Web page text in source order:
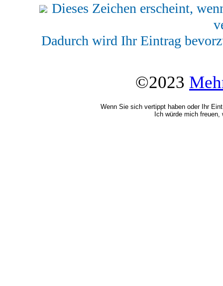
Dieses Zeichen erscheint,
Dadurch wird Ihr Eintrag
©2023
Wenn Sie sich vertippt haben oder Ihr
Ich würde mich